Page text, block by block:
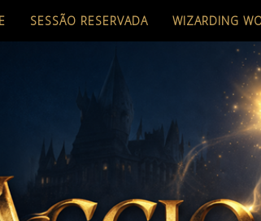
SESSÃO RESERVADA WIZARDING